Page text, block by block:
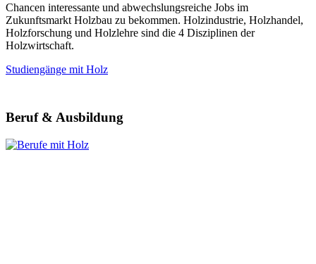
Chancen interessante und abwechslungsreiche Jobs im
Zukunftsmarkt Holzbau zu bekommen. Holzindustrie, Holzhandel,
Holzforschung und Holzlehre sind die 4 Disziplinen der
Holzwirtschaft.
Studiengänge mit Holz
Beruf & Ausbildung